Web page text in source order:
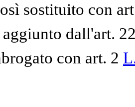
sostituito con
aggiunto dall'art.
con art. 2